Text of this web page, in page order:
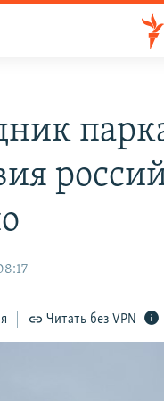
Читать без VPN